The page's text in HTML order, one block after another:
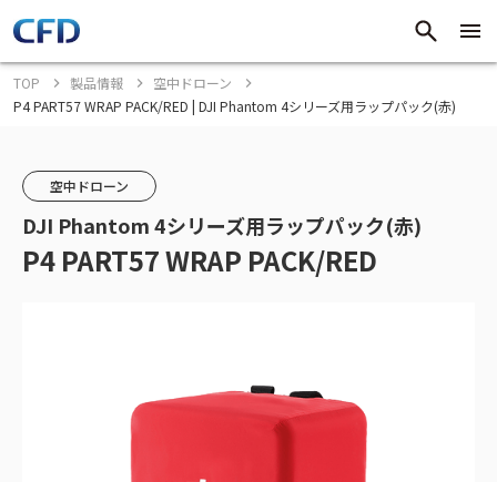
TOP 製品情報
空中ドローン
P4 PART57 WRAP PACK/RED | DJI Phantom 4シリーズ用ラップパック(赤)
空中ドローン
DJI Phantom 4シリーズ用ラップパック(赤)
P4 PART57 WRAP PACK/RED